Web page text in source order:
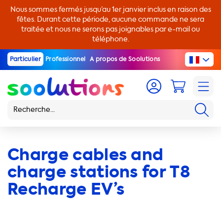
Nous sommes fermés jusqu’au 1er janvier inclus en raison des
fêtes. Durant cette période, aucune commande ne sera
traitée et nous ne serons pas joignables par e-mail ou
téléphone.
Particulier Professionnel A propos de Soolutions
Charge cables and
charge stations for T8
Recharge EV’s